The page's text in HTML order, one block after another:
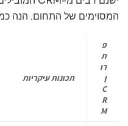
המסוימים של התחום. הנה
פ
ת
רו
ן
C
R
M
תכונות עיקריות